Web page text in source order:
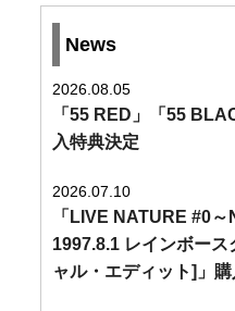
News
2026.08.05
「55 RED」「55
入特典決定
2026.07.10
「LIVE NATURE #0
1997.8.1 レインボー
ャル・エディット]」